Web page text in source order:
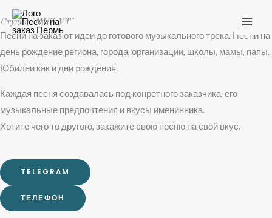
Перейти
к
содержимому
Студия "MUZ VT"
Песни на заказ от идеи до готового музыкального трека. Песни на
день рождение региона, города, организации, школы, мамы, папы.
Юбилеи как и дни рождения.
Каждая песня создавалась под конретного заказчика, его
музыкальные предпочтения и вкусы именинника.
Хотите чего то другого, закажите свою песню на свой вкус.
TELEGRAM
ТЕЛЕФОН